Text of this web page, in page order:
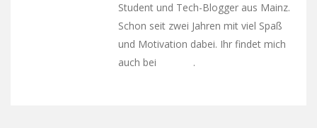
Student und Tech-Blogger aus Mainz.
Schon seit zwei Jahren mit viel Spaß
und Motivation dabei. Ihr findet mich
auch bei
.